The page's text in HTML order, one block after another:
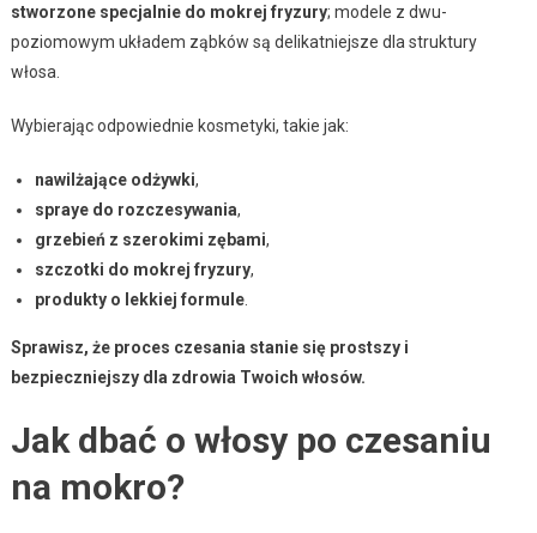
stworzone specjalnie do mokrej fryzury; modele z dwu-
poziomowym układem ząbków są delikatniejsze dla struktury
włosa.
Wybierając odpowiednie kosmetyki, takie jak:
nawilżające odżywki,
spraye do rozczesywania,
grzebień z szerokimi zębami,
szczotki do mokrej fryzury,
produkty o lekkiej formule.
Sprawisz, że proces czesania stanie się prostszy i
bezpieczniejszy dla zdrowia Twoich włosów.
Jak dbać o włosy po czesaniu
na mokro?